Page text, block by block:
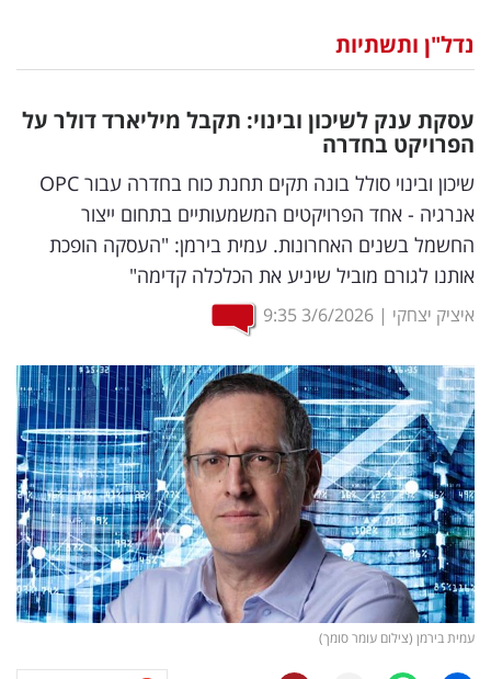
וצרכנות
דיגיטל
וטק
שיווק
ופרסום
משפט
מדדים
ומחקרים
דעות
רכילות
עסקית
קריפטו
ויראלי
נדל"ן ותשתיות
עסקת ענק לשיכון ובינוי: תקבל מיליארד דולר על
הפרויקט בחדרה
שיכון ובינוי סולל בונה תקים תחנת כוח בחדרה עבור OPC
אנרגיה - אחד הפרויקטים המשמעותיים בתחום ייצור
החשמל בשנים האחרונות. עמית בירמן: "העסקה הופכת
אותנו לגורם מוביל שיניע את הכלכלה קדימה"
איציק יצחקי |
3/6/2026
9:35
עמית בירמן (צילום עומר סומך)